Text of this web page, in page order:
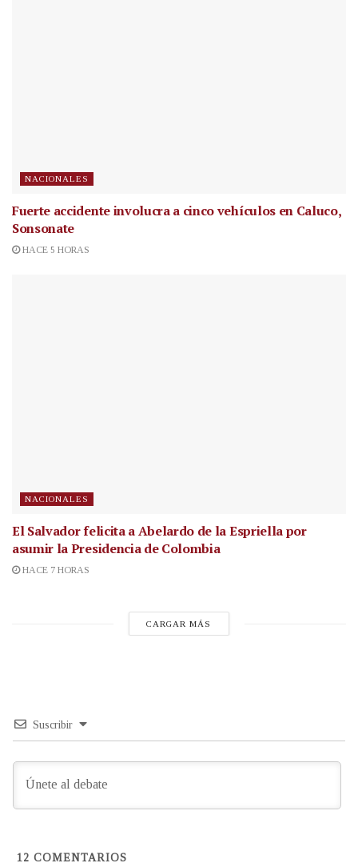
NACIONALES
Fuerte accidente involucra a cinco vehículos en Caluco,
Sonsonate
HACE 5 HORAS
NACIONALES
El Salvador felicita a Abelardo de la Espriella por
asumir la Presidencia de Colombia
HACE 7 HORAS
CARGAR MÁS
Suscribir
12 COMENTARIOS